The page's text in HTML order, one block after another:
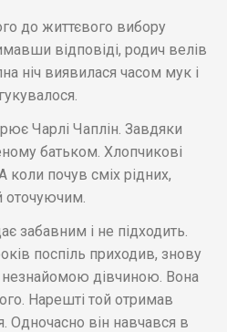
до життєвого вибору
відповіді, родич велів
ніч виявилася часом мук і
Чарлі Чаплін. Завдяки
батьком. Хлопчикові
почув сміх рідних,
оточуючим.
забавним і не підходить.
поспіль приходив, знову
дівчиною. Вона
Нарешті той отримав
Одночасно він навчався в